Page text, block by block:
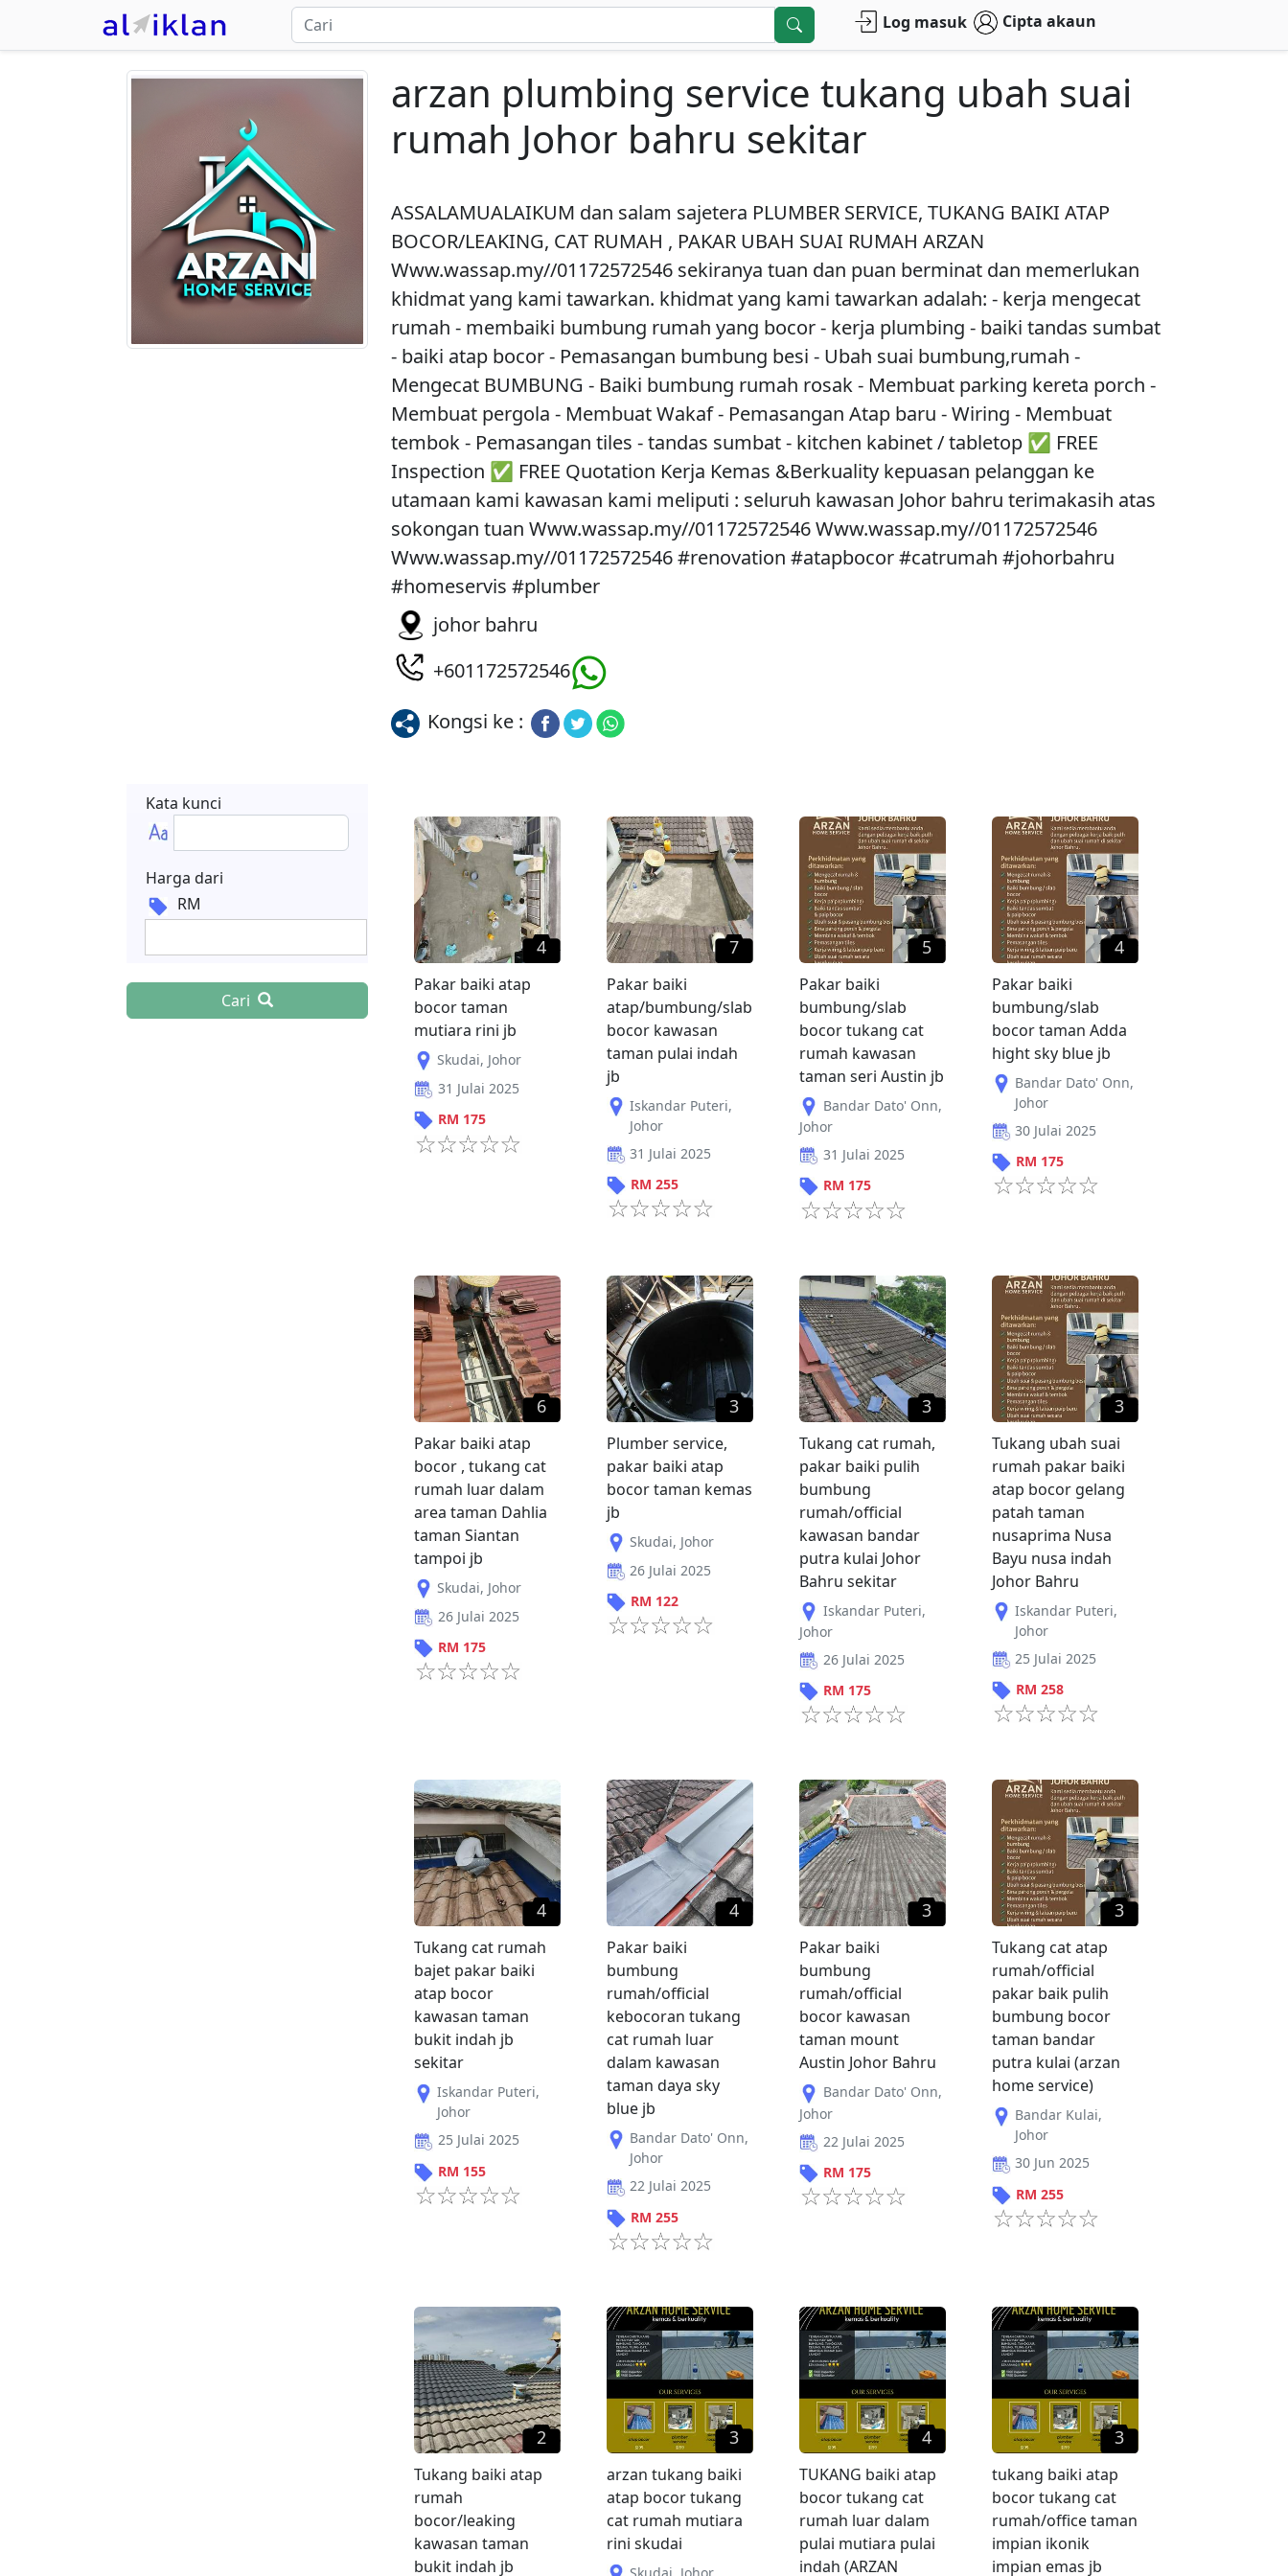
Log masuk Cipta akaun
arzan plumbing service tukang ubah suai
rumah Johor bahru sekitar
ASSALAMUALAIKUM dan salam sajetera PLUMBER SERVICE, TUKANG BAIKI ATAP
BOCOR/LEAKING, CAT RUMAH , PAKAR UBAH SUAI RUMAH ARZAN
Www.wassap.my//01172572546 sekiranya tuan dan puan berminat dan memerlukan
khidmat yang kami tawarkan. khidmat yang kami tawarkan adalah: - kerja mengecat
rumah - membaiki bumbung rumah yang bocor - kerja plumbing - baiki tandas sumbat
- baiki atap bocor - Pemasangan bumbung besi - Ubah suai bumbung,rumah -
Mengecat BUMBUNG - Baiki bumbung rumah rosak - Membuat parking kereta porch -
Membuat pergola - Membuat Wakaf - Pemasangan Atap baru - Wiring - Membuat
tembok - Pemasangan tiles - tandas sumbat - kitchen kabinet / tabletop ✅ FREE
Inspection ✅ FREE Quotation Kerja Kemas &Berkuality kepuasan pelanggan ke
utamaan kami kawasan kami meliputi : seluruh kawasan Johor bahru terimakasih atas
sokongan tuan Www.wassap.my//01172572546 Www.wassap.my//01172572546
Www.wassap.my//01172572546 #renovation #atapbocor #catrumah #johorbahru
#homeservis #plumber
johor bahru
+601172572546
Kongsi ke :
Kata kunci
Harga dari
RM
Cari
4
Pakar baiki atap
bocor taman
mutiara rini jb
Skudai, Johor
31 Julai 2025
RM 175
7
Pakar baiki
atap/bumbung/slab
bocor kawasan
taman pulai indah
jb
Iskandar Puteri,
Johor
31 Julai 2025
RM 255
5
Pakar baiki
bumbung/slab
bocor tukang cat
rumah kawasan
taman seri Austin jb
Bandar Dato' Onn,
Johor
31 Julai 2025
RM 175
4
Pakar baiki
bumbung/slab
bocor taman Adda
hight sky blue jb
Bandar Dato' Onn,
Johor
30 Julai 2025
RM 175
6
Pakar baiki atap
bocor , tukang cat
rumah luar dalam
area taman Dahlia
taman Siantan
tampoi jb
Skudai, Johor
26 Julai 2025
RM 175
3
Plumber service,
pakar baiki atap
bocor taman kemas
jb
Skudai, Johor
26 Julai 2025
RM 122
3
Tukang cat rumah,
pakar baiki pulih
bumbung
rumah/official
kawasan bandar
putra kulai Johor
Bahru sekitar
Iskandar Puteri,
Johor
26 Julai 2025
RM 175
3
Tukang ubah suai
rumah pakar baiki
atap bocor gelang
patah taman
nusaprima Nusa
Bayu nusa indah
Johor Bahru
Iskandar Puteri,
Johor
25 Julai 2025
RM 258
4
Tukang cat rumah
bajet pakar baiki
atap bocor
kawasan taman
bukit indah jb
sekitar
Iskandar Puteri,
Johor
25 Julai 2025
RM 155
4
Pakar baiki
bumbung
rumah/official
kebocoran tukang
cat rumah luar
dalam kawasan
taman daya sky
blue jb
Bandar Dato' Onn,
Johor
22 Julai 2025
RM 255
3
Pakar baiki
bumbung
rumah/official
bocor kawasan
taman mount
Austin Johor Bahru
Bandar Dato' Onn,
Johor
22 Julai 2025
RM 175
3
Tukang cat atap
rumah/official
pakar baik pulih
bumbung bocor
taman bandar
putra kulai (arzan
home service)
Bandar Kulai,
Johor
30 Jun 2025
RM 255
2
Tukang baiki atap
rumah
bocor/leaking
kawasan taman
bukit indah jb
3
arzan tukang baiki
atap bocor tukang
cat rumah mutiara
rini skudai
4
TUKANG baiki atap
bocor tukang cat
rumah luar dalam
pulai mutiara pulai
indah (ARZAN
3
tukang baiki atap
bocor tukang cat
rumah/office taman
impian ikonik
impian emas jb